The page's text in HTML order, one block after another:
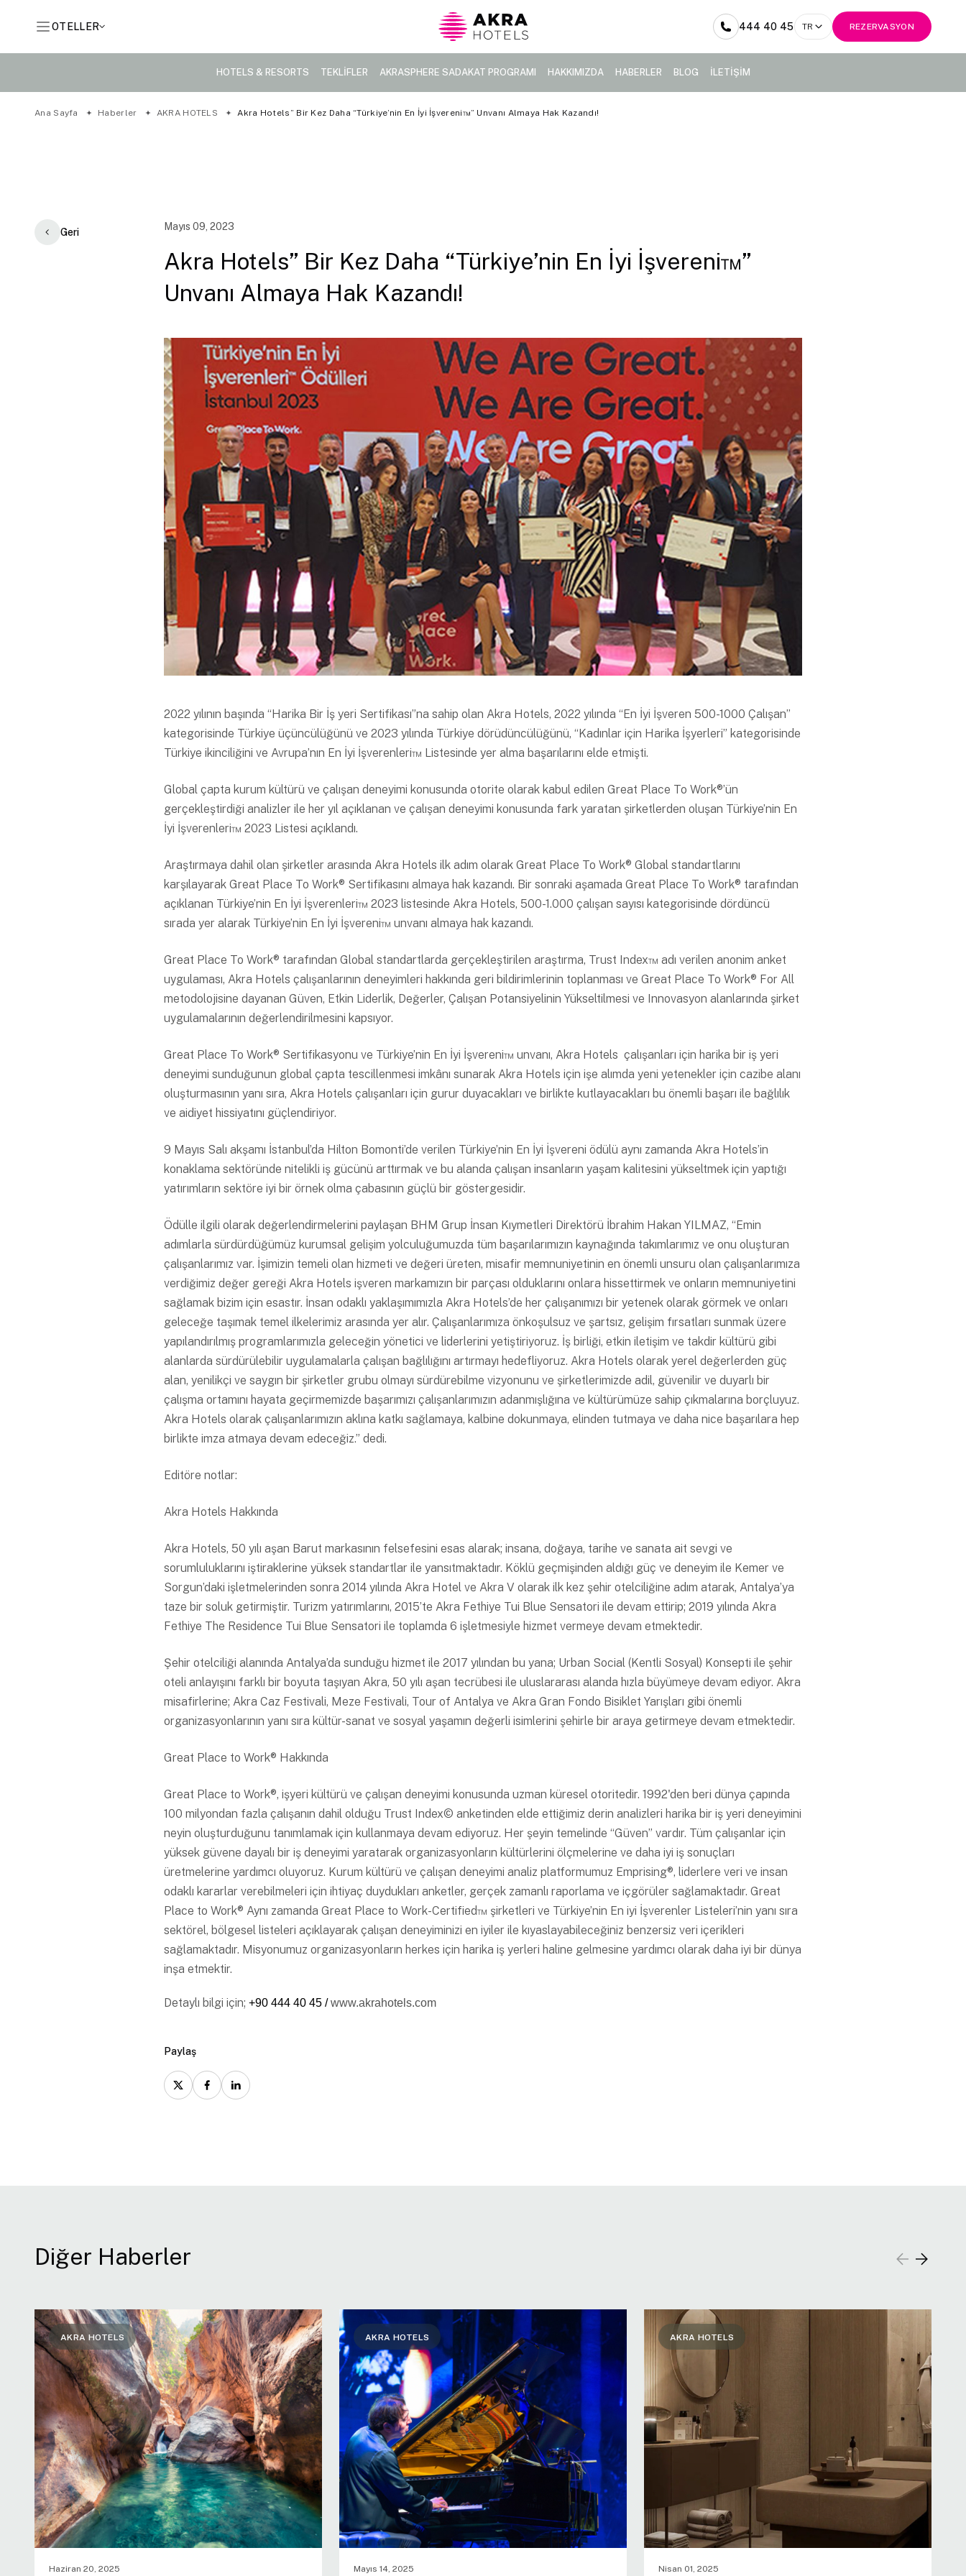
OTELLER 444 40 45 TR REZERVASYON
HOTELS & RESORTS TEKLİFLER AKRASPHERE SADAKAT PROGRAMI HAKKIMIZDA HABERLER BLOG İLETİŞİM
Ana Sayfa Haberler AKRA HOTELS Akra Hotels” Bir Kez Daha “Türkiye’nin En İyi İşvereni™” Unvanı Almaya Hak Kazandı!
Geri Mayıs 09, 2023
Akra Hotels” Bir Kez Daha “Türkiye’nin En İyi İşvereni™”
Unvanı Almaya Hak Kazandı!
2022 yılının başında “Harika Bir İş yeri Sertifikası”na sahip olan Akra Hotels, 2022 yılında “En İyi İşveren 500-1000 Çalışan’’
kategorisinde Türkiye üçüncülüğünü ve 2023 yılında Türkiye dörüdüncülüğünü, “Kadınlar için Harika İşyerleri” kategorisinde
Türkiye ikinciliğini ve Avrupa’nın En İyi İşverenleri™ Listesinde yer alma başarılarını elde etmişti.
Global çapta kurum kültürü ve çalışan deneyimi konusunda otorite olarak kabul edilen Great Place To Work®’ün
gerçekleştirdiği analizler ile her yıl açıklanan ve çalışan deneyimi konusunda fark yaratan şirketlerden oluşan Türkiye’nin En
İyi İşverenleri™ 2023 Listesi açıklandı.
Araştırmaya dahil olan şirketler arasında Akra Hotels ilk adım olarak Great Place To Work® Global standartlarını
karşılayarak Great Place To Work® Sertifikasını almaya hak kazandı. Bir sonraki aşamada Great Place To Work® tarafından
açıklanan Türkiye’nin En İyi İşverenleri™ 2023 listesinde Akra Hotels, 500-1.000 çalışan sayısı kategorisinde dördüncü
sırada yer alarak Türkiye’nin En İyi İşvereni™ unvanı almaya hak kazandı.
Great Place To Work® tarafından Global standartlarda gerçekleştirilen araştırma, Trust Index™ adı verilen anonim anket
uygulaması, Akra Hotels çalışanlarının deneyimleri hakkında geri bildirimlerinin toplanması ve Great Place To Work® For All
metodolojisine dayanan Güven, Etkin Liderlik, Değerler, Çalışan Potansiyelinin Yükseltilmesi ve Innovasyon alanlarında şirket
uygulamalarının değerlendirilmesini kapsıyor.
Great Place To Work® Sertifikasyonu ve Türkiye’nin En İyi İşvereni™ unvanı, Akra Hotels çalışanları için harika bir iş yeri
deneyimi sunduğunun global çapta tescillenmesi imkânı sunarak Akra Hotels için işe alımda yeni yetenekler için cazibe alanı
oluşturmasının yanı sıra, Akra Hotels çalışanları için gurur duyacakları ve birlikte kutlayacakları bu önemli başarı ile bağlılık
ve aidiyet hissiyatını güçlendiriyor.
9 Mayıs Salı akşamı İstanbul’da Hilton Bomonti’de verilen Türkiye’nin En İyi İşvereni ödülü aynı zamanda Akra Hotels’in
konaklama sektöründe nitelikli iş gücünü arttırmak ve bu alanda çalışan insanların yaşam kalitesini yükseltmek için yaptığı
yatırımların sektöre iyi bir örnek olma çabasının güçlü bir göstergesidir.
Ödülle ilgili olarak değerlendirmelerini paylaşan BHM Grup İnsan Kıymetleri Direktörü İbrahim Hakan YILMAZ, “Emin
adımlarla sürdürdüğümüz kurumsal gelişim yolculuğumuzda tüm başarılarımızın kaynağında takımlarımız ve onu oluşturan
çalışanlarımız var. İşimizin temeli olan hizmeti ve değeri üreten, misafir memnuniyetinin en önemli unsuru olan çalışanlarımıza
verdiğimiz değer gereği Akra Hotels işveren markamızın bir parçası olduklarını onlara hissettirmek ve onların memnuniyetini
sağlamak bizim için esastır. İnsan odaklı yaklaşımımızla Akra Hotels’de her çalışanımızı bir yetenek olarak görmek ve onları
geleceğe taşımak temel ilkelerimiz arasında yer alır. Çalışanlarımıza önkoşulsuz ve şartsız, gelişim fırsatları sunmak üzere
yapılandırılmış programlarımızla geleceğin yönetici ve liderlerini yetiştiriyoruz. İş birliği, etkin iletişim ve takdir kültürü gibi
alanlarda sürdürülebilir uygulamalarla çalışan bağlılığını artırmayı hedefliyoruz. Akra Hotels olarak yerel değerlerden güç
alan, yenilikçi ve saygın bir şirketler grubu olmayı sürdürebilme vizyonunu ve şirketlerimizde adil, güvenilir ve duyarlı bir
çalışma ortamını hayata geçirmemizde başarımızı çalışanlarımızın adanmışlığına ve kültürümüze sahip çıkmalarına borçluyuz.
Akra Hotels olarak çalışanlarımızın aklına katkı sağlamaya, kalbine dokunmaya, elinden tutmaya ve daha nice başarılara hep
birlikte imza atmaya devam edeceğiz.” dedi.
Editöre notlar:
Akra Hotels Hakkında
Akra Hotels, 50 yılı aşan Barut markasının felsefesini esas alarak; insana, doğaya, tarihe ve sanata ait sevgi ve
sorumluluklarını iştiraklerine yüksek standartlar ile yansıtmaktadır. Köklü geçmişinden aldığı güç ve deneyim ile Kemer ve
Sorgun’daki işletmelerinden sonra 2014 yılında Akra Hotel ve Akra V olarak ilk kez şehir otelciliğine adım atarak, Antalya’ya
taze bir soluk getirmiştir. Turizm yatırımlarını, 2015’te Akra Fethiye Tui Blue Sensatori ile devam ettirip; 2019 yılında Akra
Fethiye The Residence Tui Blue Sensatori ile toplamda 6 işletmesiyle hizmet vermeye devam etmektedir.
Şehir otelciliği alanında Antalya’da sunduğu hizmet ile 2017 yılından bu yana; Urban Social (Kentli Sosyal) Konsepti ile şehir
oteli anlayışını farklı bir boyuta taşıyan Akra, 50 yılı aşan tecrübesi ile uluslararası alanda hızla büyümeye devam ediyor. Akra
misafirlerine; Akra Caz Festivali, Meze Festivali, Tour of Antalya ve Akra Gran Fondo Bisiklet Yarışları gibi önemli
organizasyonlarının yanı sıra kültür-sanat ve sosyal yaşamın değerli isimlerini şehirle bir araya getirmeye devam etmektedir.
Great Place to Work® Hakkında
Great Place to Work®, işyeri kültürü ve çalışan deneyimi konusunda uzman küresel otoritedir. 1992'den beri dünya çapında
100 milyondan fazla çalışanın dahil olduğu Trust Index© anketinden elde ettiğimiz derin analizleri harika bir iş yeri deneyimini
neyin oluşturduğunu tanımlamak için kullanmaya devam ediyoruz. Her şeyin temelinde “Güven” vardır. Tüm çalışanlar için
yüksek güvene dayalı bir iş deneyimi yaratarak organizasyonların kültürlerini ölçmelerine ve daha iyi iş sonuçları
üretmelerine yardımcı oluyoruz. Kurum kültürü ve çalışan deneyimi analiz platformumuz Emprising®, liderlere veri ve insan
odaklı kararlar verebilmeleri için ihtiyaç duydukları anketler, gerçek zamanlı raporlama ve içgörüler sağlamaktadır. Great
Place to Work® Aynı zamanda Great Place to Work-Certified™ şirketleri ve Türkiye’nin En iyi İşverenler Listeleri’nin yanı sıra
sektörel, bölgesel listeleri açıklayarak çalışan deneyiminizi en iyiler ile kıyaslayabileceğiniz benzersiz veri içerikleri
sağlamaktadır. Misyonumuz organizasyonların herkes için harika iş yerleri haline gelmesine yardımcı olarak daha iyi bir dünya
inşa etmektir.
Detaylı bilgi için; +90 444 40 45 /www.akrahotels.com
Paylaş
Diğer Haberler
Haziran 20, 2025
AKRA HOTELS
Mayıs 14, 2025
AKRA HOTELS
Nisan 01, 2025
AKRA HOTELS